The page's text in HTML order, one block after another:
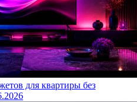
для квартиры без